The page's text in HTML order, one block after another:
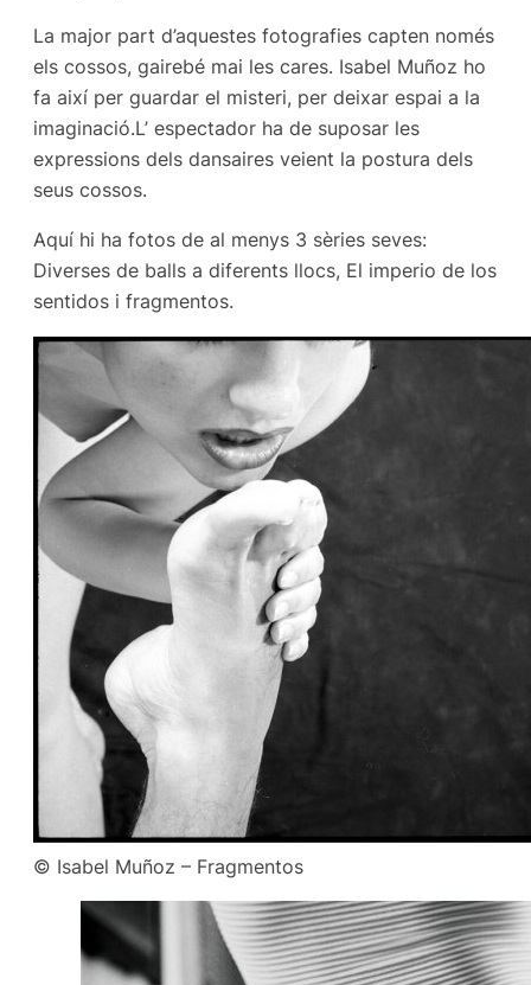
La major part d’aquestes fotografies capten només
els cossos, gairebé mai les cares. Isabel Muñoz ho
fa així per guardar el misteri, per deixar espai a la
imaginació.L’ espectador ha de suposar les
expressions dels dansaires veient la postura dels
seus cossos.
Aquí hi ha fotos de al menys 3 sèries seves:
Diverses de balls a diferents llocs, El imperio de los
sentidos i fragmentos.
© Isabel Muñoz – Fragmentos